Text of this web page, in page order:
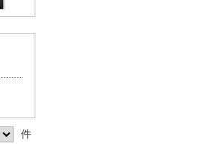
件